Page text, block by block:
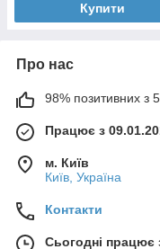
Купити
Про нас
98% позитивних з
Працює з
м. Київ
Київ, Україна
Контакти
Сьогодні працює